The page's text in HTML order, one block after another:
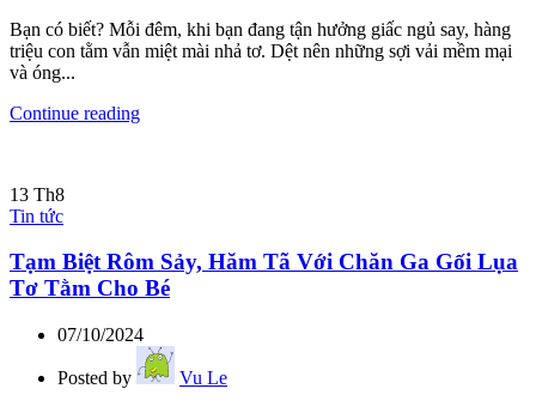
Bạn có biết? Mỗi đêm, khi bạn đang tận hưởng giấc ngủ say, hàng
triệu con tằm vẫn miệt mài nhả tơ. Dệt nên những sợi vải mềm mại
và óng...
Continue reading
13 Th8
Tin tức
Tạm Biệt Rôm Sảy, Hăm Tã Với Chăn Ga Gối Lụa
Tơ Tằm Cho Bé
07/10/2024
Posted by
Vu Le